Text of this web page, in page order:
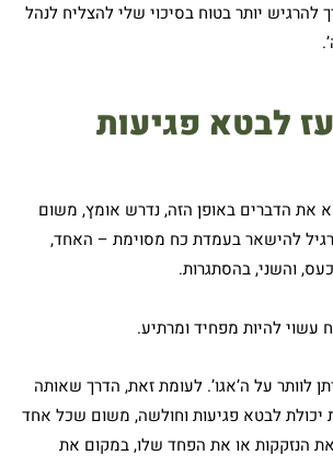
להרגיש יותר בטוח בסיכוי שלי להצליח לנהל
לבטא פגיעות
את הדברים באופן הזה, נדרש אומץ, משום
להישאר בעמדת כח מסוימת – האחד,
והשני, בהסתגרות.
עשוי להיות מפחיד ומרתיע.
לוותר על ה’אגו’. לעומת זאת, הדרך שאותה
יכולת לבטא פגיעות וחולשה, משום שכל אחד
הנזקקות או את הפחד שלו, במקום את